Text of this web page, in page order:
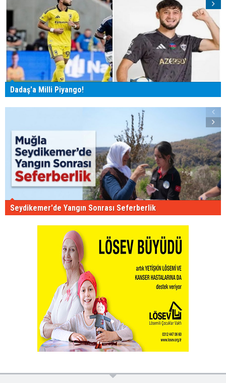
Dadaş'a Milli Piyango!
Seydikemer'de Yangın Sonrası Seferberlik